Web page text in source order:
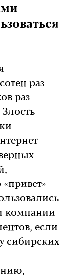
раз
раз
Злость
компании
если
сибирских